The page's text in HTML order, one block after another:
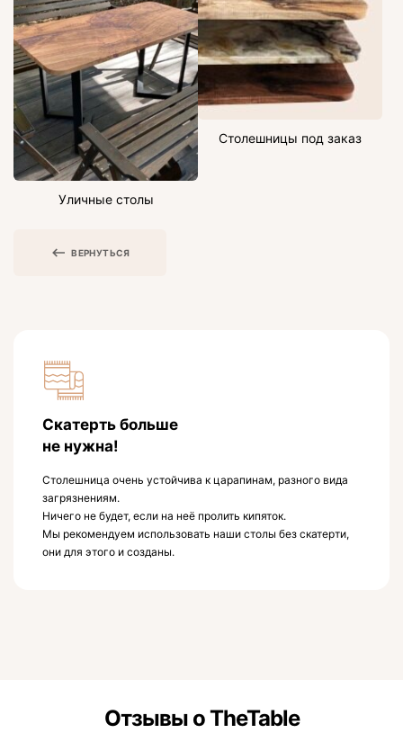
Уличные столы
Столешницы под заказ
ВЕРНУТЬСЯ
Скатерть больше
не нужна!
Столешница очень устойчива к царапинам, разного вида
загрязнениям.
Ничего не будет, если на неё пролить кипяток.
Мы рекомендуем использовать наши столы без скатерти,
они для этого и созданы.
Отзывы о TheTable